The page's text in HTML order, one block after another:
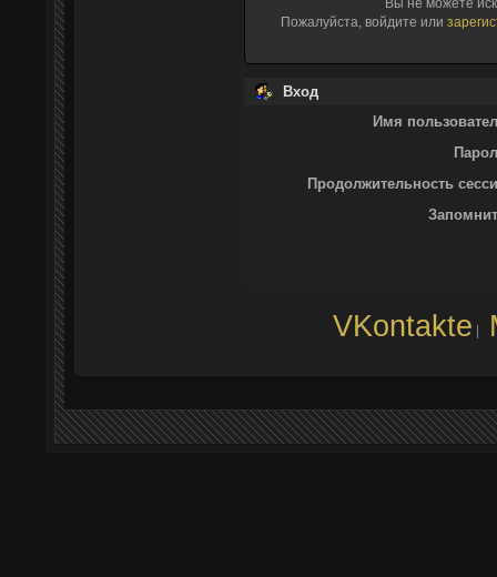
Вы не можете
Пожалуйста, войдите или
Вход
Имя
Продолжительность
VKontakte